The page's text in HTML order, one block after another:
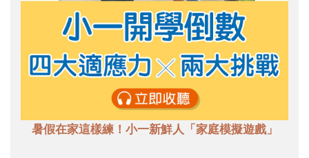
暑假在家這樣練！小一新鮮人「家庭模擬遊戲」